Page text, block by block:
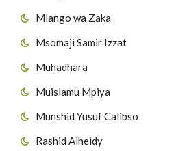
Mlango wa Zaka
Msomaji Samir Izzat
Muhadhara
Muislamu Mpiya
Munshid Yusuf Calibso
Rashid Alheidy